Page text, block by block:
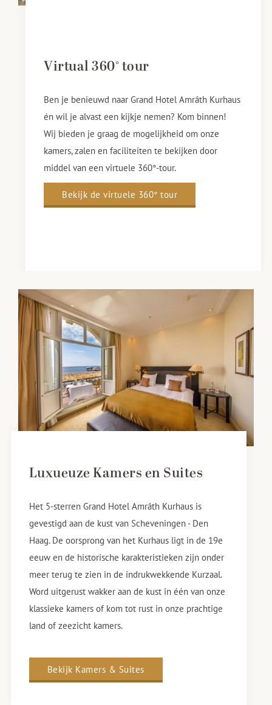
Virtual 360° tour
Ben je benieuwd naar Grand Hotel Amrâth Kurhaus
én wil je alvast een kijkje nemen? Kom binnen!
Wij bieden je graag de mogelijkheid om onze
kamers, zalen en faciliteiten te bekijken door
middel van een virtuele 360°-tour.
Bekijk de virtuele 360° tour
Luxueuze Kamers en Suites
Het 5-sterren Grand Hotel Amrâth Kurhaus is
gevestigd aan de kust van Scheveningen - Den
Haag. De oorsprong van het Kurhaus ligt in de 19e
eeuw en de historische karakteristieken zijn onder
meer terug te zien in de indrukwekkende Kurzaal.
Word uitgerust wakker aan de kust in één van onze
klassieke kamers of kom tot rust in onze prachtige
land of zeezicht kamers.
Bekijk Kamers & Suites